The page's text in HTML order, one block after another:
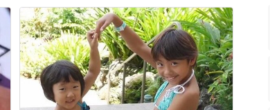
数
ス
ト
数
ね
数